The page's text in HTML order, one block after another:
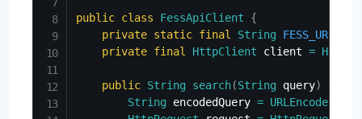
public class FessApiClient
{
private static final String FESS_URL
private final HttpClient client =
public String search(String query)
String encodedQuery = URLEncoder